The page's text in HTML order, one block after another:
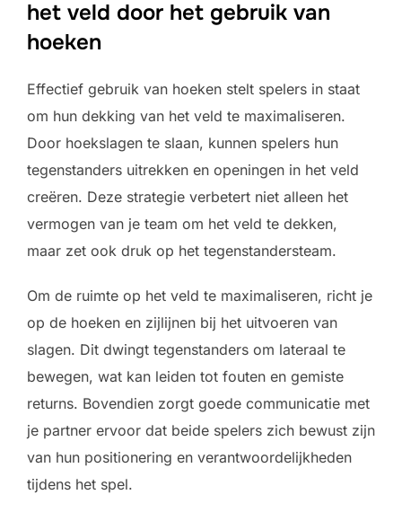
het veld door het gebruik van
hoeken
Effectief gebruik van hoeken stelt spelers in staat
om hun dekking van het veld te maximaliseren.
Door hoekslagen te slaan, kunnen spelers hun
tegenstanders uitrekken en openingen in het veld
creëren. Deze strategie verbetert niet alleen het
vermogen van je team om het veld te dekken,
maar zet ook druk op het tegenstandersteam.
Om de ruimte op het veld te maximaliseren, richt je
op de hoeken en zijlijnen bij het uitvoeren van
slagen. Dit dwingt tegenstanders om lateraal te
bewegen, wat kan leiden tot fouten en gemiste
returns. Bovendien zorgt goede communicatie met
je partner ervoor dat beide spelers zich bewust zijn
van hun positionering en verantwoordelijkheden
tijdens het spel.